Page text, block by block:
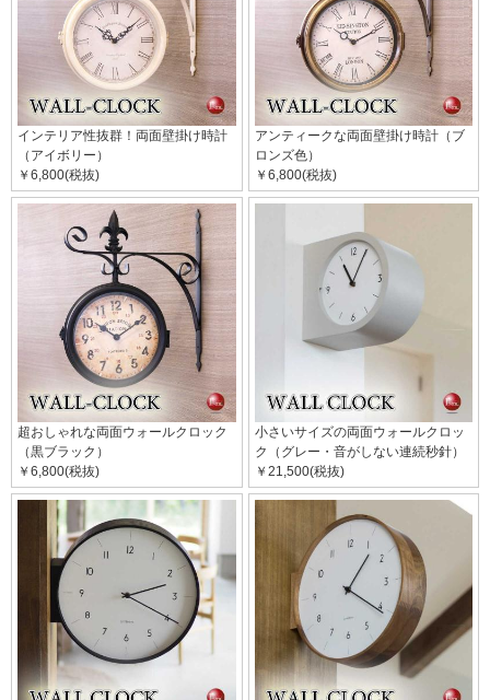
インテリア性抜群！両面壁掛け時計
（アイボリー）
￥6,800(税抜)
アンティークな両面壁掛け時計（ブ
ロンズ色）
￥6,800(税抜)
超おしゃれな両面ウォールクロック
（黒ブラック）
￥6,800(税抜)
小さいサイズの両面ウォールクロッ
ク（グレー・音がしない連続秒針）
￥21,500(税抜)